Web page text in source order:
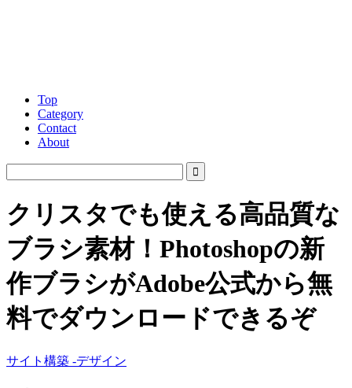
Top
Category
Contact
About
クリスタでも使える高品質な
ブラシ素材！Photoshopの新
作ブラシがAdobe公式から無
料でダウンロードできるぞ
サイト構築 -デザイン